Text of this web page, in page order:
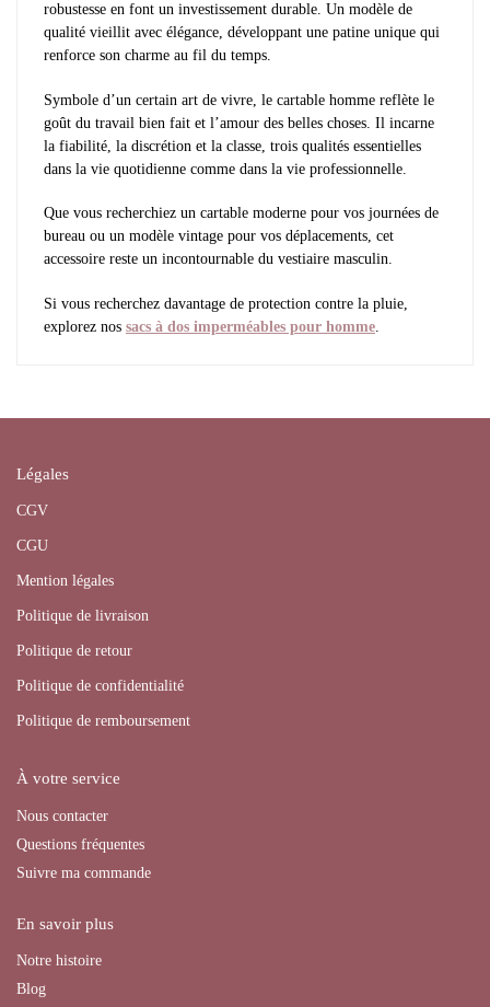
robustesse en font un investissement durable. Un modèle de
qualité vieillit avec élégance, développant une patine unique qui
renforce son charme au fil du temps.
Symbole d’un certain art de vivre, le cartable homme reflète le
goût du travail bien fait et l’amour des belles choses. Il incarne
la fiabilité, la discrétion et la classe, trois qualités essentielles
dans la vie quotidienne comme dans la vie professionnelle.
Que vous recherchiez un cartable moderne pour vos journées de
bureau ou un modèle vintage pour vos déplacements, cet
accessoire reste un incontournable du vestiaire masculin.
Si vous recherchez davantage de protection contre la pluie,
explorez nos sacs à dos imperméables pour homme
Légales
CGV
CGU
Mention légales
Politique de livraison
Politique de retour
Politique de confidentialité
Politique de remboursement
À votre service
Nous contacter
Questions fréquentes
Suivre ma commande
En savoir plus
Notre histoire
Blog